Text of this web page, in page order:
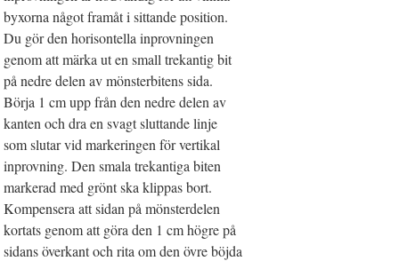
byxorna något framåt i sittande position.
Du gör den horisontella inprovningen
genom att märka ut en small trekantig bit
på nedre delen av mönsterbitens sida.
Börja 1 cm upp från den nedre delen av
kanten och dra en svagt sluttande linje
som slutar vid markeringen för vertikal
inprovning. Den smala trekantiga biten
markerad med grönt ska klippas bort.
Kompensera att sidan på mönsterdelen
kortats genom att göra den 1 cm högre på
sidans överkant och rita om den övre böjda